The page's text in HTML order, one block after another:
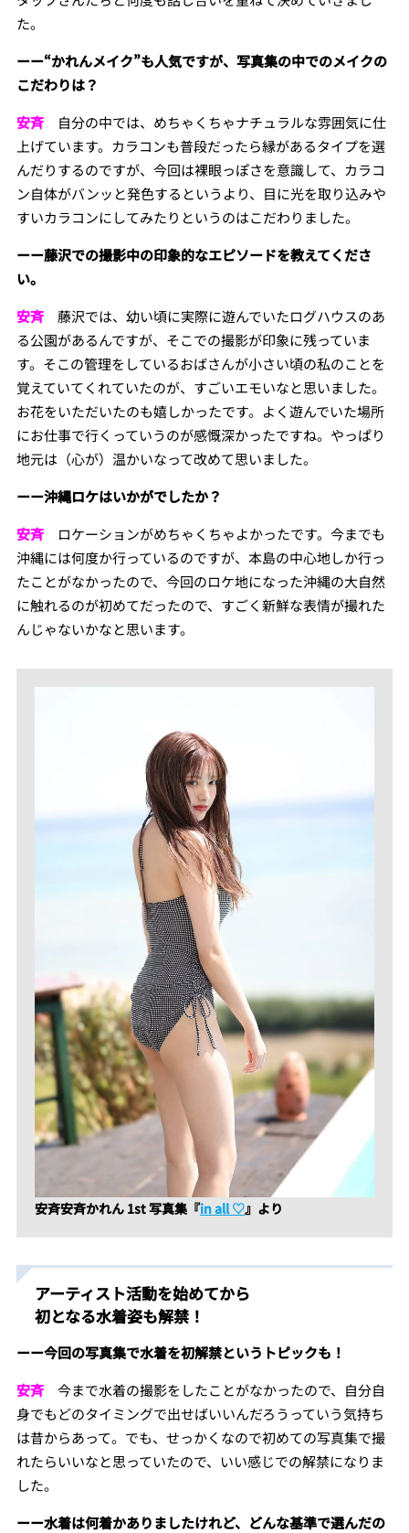
た。
ーー“かれんメイク”も人気ですが、写真集の中でのメイクの
こだわりは？
安斉自分の中では、めちゃくちゃナチュラルな雰囲気に仕
上げています。カラコンも普段だったら縁があるタイプを選
んだりするのですが、今回は裸眼っぽさを意識して、カラコ
ン自体がバンッと発色するというより、目に光を取り込みや
すいカラコンにしてみたりというのはこだわりました。
ーー藤沢での撮影中の印象的なエピソードを教えてくださ
い。
安斉藤沢では、幼い頃に実際に遊んでいたログハウスのあ
る公園があるんですが、そこでの撮影が印象に残っていま
す。そこの管理をしているおばさんが小さい頃の私のことを
覚えていてくれていたのが、すごいエモいなと思いました。
お花をいただいたのも嬉しかったです。よく遊んでいた場所
にお仕事で行くっていうのが感慨深かったですね。やっぱり
地元は（心が）温かいなって改めて思いました。
ーー沖縄ロケはいかがでしたか？
安斉ロケーションがめちゃくちゃよかったです。今までも
沖縄には何度か行っているのですが、本島の中心地しか行っ
たことがなかったので、今回のロケ地になった沖縄の大自然
に触れるのが初めてだったので、すごく新鮮な表情が撮れた
んじゃないかなと思います。
安斉安斉かれん 1st 写真集『in all ♡』より
アーティスト活動を始めてから
初となる水着姿も解禁！
ーー今回の写真集で水着を初解禁というトピックも！
安斉今まで水着の撮影をしたことがなかったので、自分自
身でもどのタイミングで出せばいいんだろうっていう気持ち
は昔からあって。でも、せっかくなので初めての写真集で撮
れたらいいなと思っていたので、いい感じでの解禁になりま
した。
ーー水着は何着かありましたけれど、どんな基準で選んだの